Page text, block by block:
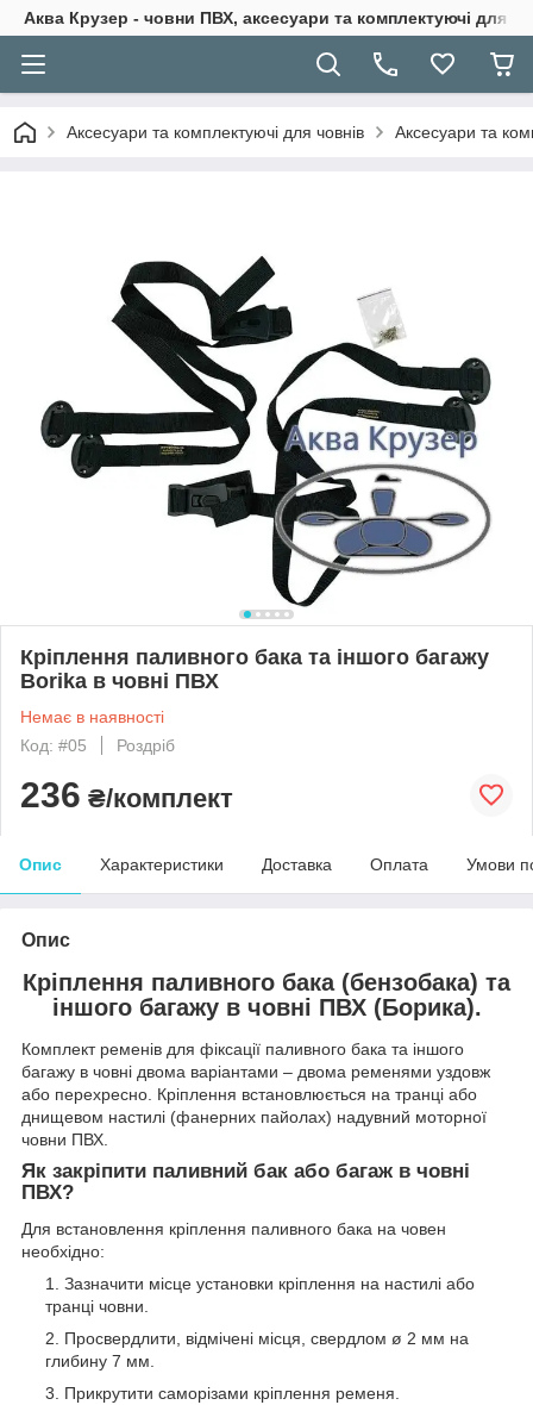
Аква Крузер - човни ПВХ, аксесуари та комплектуючі для
Аксесуари та комплектуючі для човнів Аксесуари та
Кріплення паливного бака та іншого багажу
Borika в човні ПВХ
Немає в наявності
Код: #05
Роздріб
236 ₴/комплект
Опис Характеристики Доставка Оплата Умови
Опис
Кріплення паливного бака (бензобака) та
іншого багажу в човні ПВХ (Борика).
Комплект ременів для фіксації паливного бака та іншого
багажу в човні двома варіантами – двома ременями уздовж
або перехресно. Кріплення встановлюється на транці або
днищевом настилі (фанерних пайолах) надувний моторної
човни ПВХ.
Як закріпити паливний бак або багаж в човні
ПВХ?
Для встановлення кріплення паливного бака на човен
необхідно:
Зазначити місце установки кріплення на настилі або
транці човни.
Просвердлити, відмічені місця, свердлом ø 2 мм на
глибину 7 мм.
Прикрутити саморізами кріплення ременя.